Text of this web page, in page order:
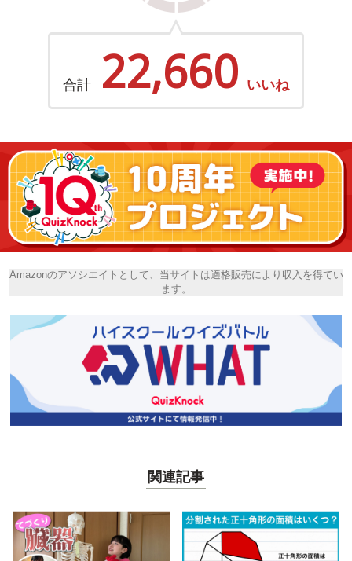
合計 22,660 いいね
Amazonのアソシエイトとして、当サイトは適格販売により収入を得てい
ます。
関連記事